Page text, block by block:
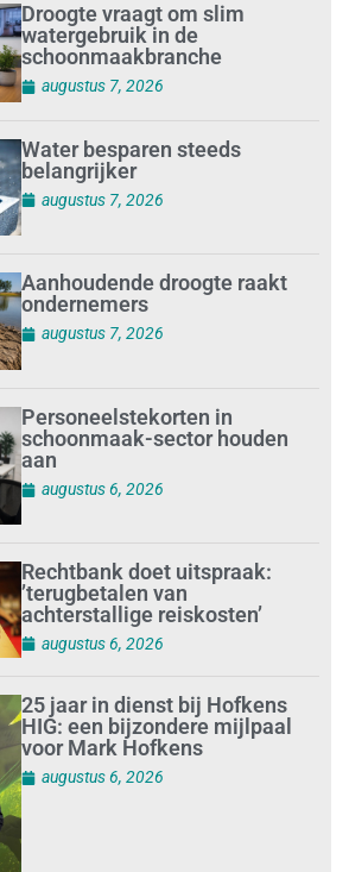
Droogte vraagt om slim
watergebruik in de
schoonmaakbranche
augustus 7, 2026
Water besparen steeds
belangrijker
augustus 7, 2026
Aanhoudende droogte raakt
ondernemers
augustus 7, 2026
Personeelstekorten in
schoonmaak-sector houden
aan
augustus 6, 2026
Rechtbank doet uitspraak:
’terugbetalen van
achterstallige reiskosten’
augustus 6, 2026
25 jaar in dienst bij Hofkens
HIG: een bijzondere mijlpaal
voor Mark Hofkens
augustus 6, 2026